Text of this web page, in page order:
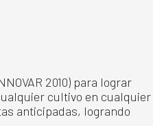
2010) para lograr
cultivo en cualquier
anticipadas, logrando